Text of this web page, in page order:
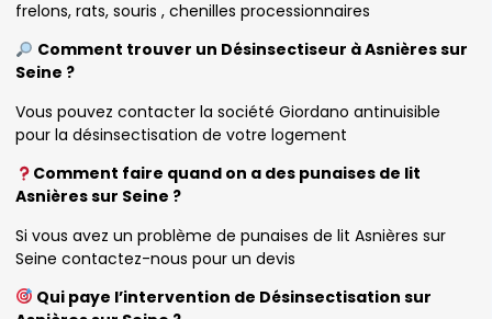
frelons, rats, souris , chenilles processionnaires
Comment trouver un Désinsectiseur à Asnières sur
Seine ?
Vous pouvez contacter la société Giordano antinuisible
pour la désinsectisation de votre logement
Comment faire quand on a des punaises de lit
Asnières sur Seine ?
Si vous avez un problème de punaises de lit Asnières sur
Seine contactez-nous pour un devis
Qui paye l’intervention de Désinsectisation sur